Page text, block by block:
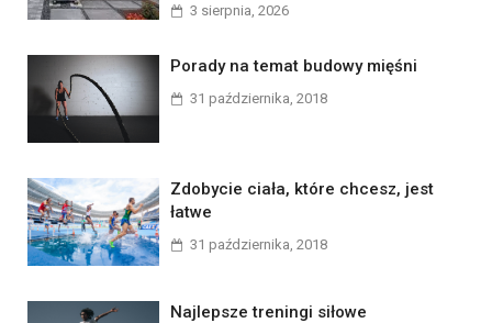
3 sierpnia, 2026
Porady na temat budowy mięśni
31 października, 2018
Zdobycie ciała, które chcesz, jest
łatwe
31 października, 2018
Najlepsze treningi siłowe